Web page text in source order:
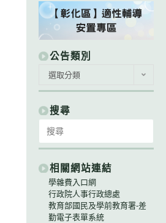
公告類別
類
別
選取分類
搜尋
for:
相關網站連結
學雜費入口網
行政院人事行政總處
教育部國民及學前教育署-差
勤電子表單系統